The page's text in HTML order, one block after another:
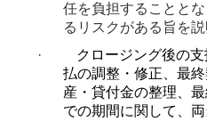
任を負担することと
るリスクがある旨を説
·
クロージング後の
払の調整・修正、最
産・貸付金の整理、
での期間に関して、